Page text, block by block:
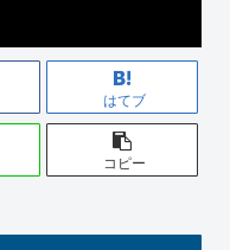
はてブ
コピー